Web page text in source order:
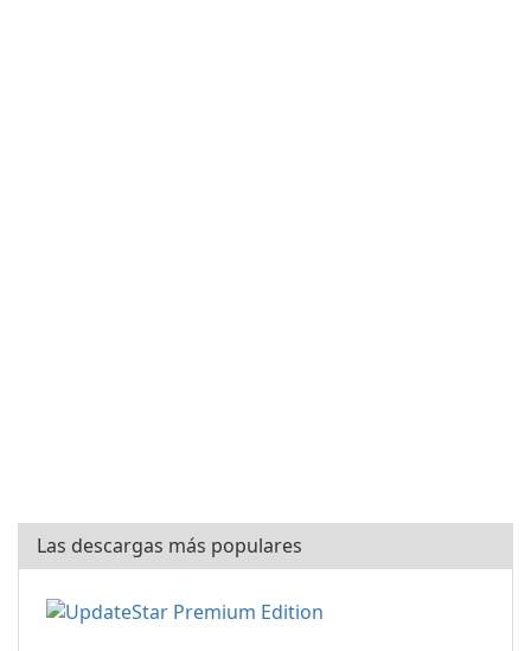
Las descargas más populares